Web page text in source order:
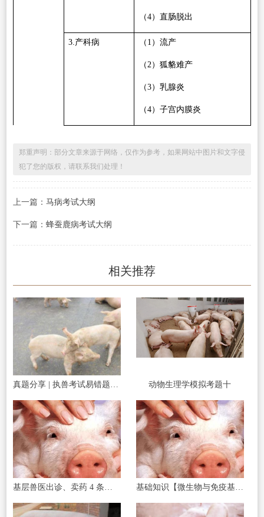
（4）直肠脱出
3.产科病 （ 1 ）流产
（2）狐貉难产
（3）乳腺炎
（4）子宫内膜炎
郑重声明：部分文章来源于网络，仅作为参考，如果网站中图片和文字侵
犯了您的版权，请联系我们处理！
上一篇： 马病考试大纲
下一篇： 蜂蚕鹿病考试大纲
相关推荐
动物生理学模拟考题十
基础知识【微生物与免疫基础】